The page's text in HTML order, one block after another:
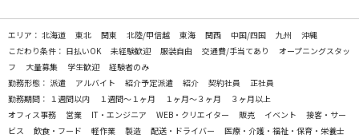
エリア： 北海道 東北 関東 北陸/甲信越 東海 関西 中国/四国 九州
沖縄
こだわり条件： 日払いOK 未経験歓迎 服装自由 交通費/手当てあり
オープニングスタッ
フ
大量募集 学生歓迎
経験者のみ
勤務形態： 派遣 アルバイト 紹介予定派遣 紹介 契約社員
正社員
勤務期間： １週間以内 １週間～１ヶ月 １ヶ月～３ヶ月
３ヶ月以上
オフィス事務
営業 IT・エンジニア WEB・クリエイター 販売 イベント
接客・サー
ビス
飲食・フード 軽作業 製造 配送・ドライバー
医療・介護・福祉・保育・栄養士